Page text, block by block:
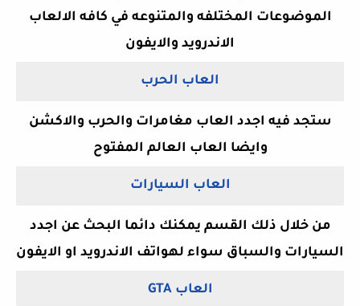
الموضوعات المختلفه والمتنوعه في كافه الالعاب
الاندرويد والايفون
العاب الحرب
ستجد فيه اجدد العاب مغامرات والحرب والاكشن
وايضا العاب العالم المفتوح
العاب السيارات
من خلال ذلك القسم يمكنك دائما البحث عن اجدد
السيارات والسباق سواء لهواتف الاندرويد او الايفون
العاب GTA